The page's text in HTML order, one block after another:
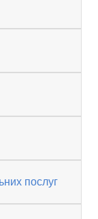
послуг